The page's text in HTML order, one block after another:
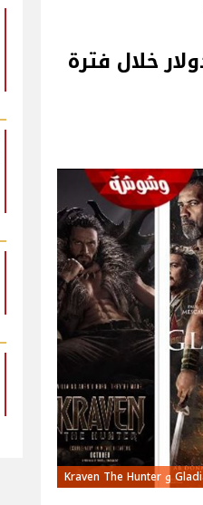
خلال فترة